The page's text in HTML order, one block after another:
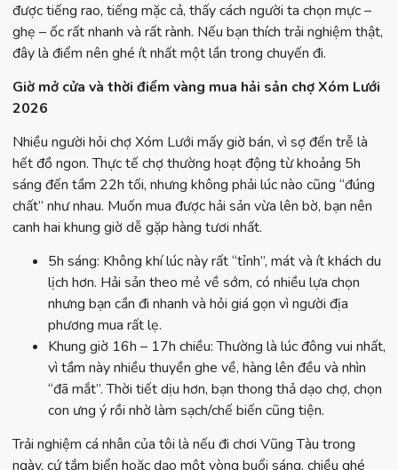
được tiếng rao, tiếng mặc cả, thấy cách người ta chọn mực –
ghẹ – ốc rất nhanh và rất rành. Nếu bạn thích trải nghiệm thật,
đây là điểm nên ghé ít nhất một lần trong chuyến đi.
Giờ mở cửa và thời điểm vàng mua hải sản chợ Xóm Lưới
2026
Nhiều người hỏi chợ Xóm Lưới mấy giờ bán, vì sợ đến trễ là
hết đồ ngon. Thực tế chợ thường hoạt động từ khoảng 5h
sáng đến tầm 22h tối, nhưng không phải lúc nào cũng “đúng
chất” như nhau. Muốn mua được hải sản vừa lên bờ, bạn nên
canh hai khung giờ dễ gặp hàng tươi nhất.
5h sáng: Không khí lúc này rất “tỉnh”, mát và ít khách du
lịch hơn. Hải sản theo mẻ về sớm, có nhiều lựa chọn
nhưng bạn cần đi nhanh và hỏi giá gọn vì người địa
phương mua rất lẹ.
Khung giờ 16h – 17h chiều: Thường là lúc đông vui nhất,
vì tầm này nhiều thuyền ghe về, hàng lên đều và nhìn
“đã mắt”. Thời tiết dịu hơn, bạn thong thả dạo chợ, chọn
con ưng ý rồi nhờ làm sạch/chế biến cũng tiện.
Trải nghiệm cá nhân của tôi là nếu đi chơi Vũng Tàu trong
ngày, cứ tắm biển hoặc dạo một vòng buổi sáng, chiều ghé